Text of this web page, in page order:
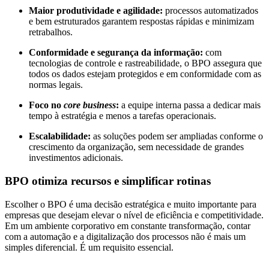
Maior produtividade e agilidade: processos automatizados
e bem estruturados garantem respostas rápidas e minimizam
retrabalhos.
Conformidade e segurança da informação: com
tecnologias de controle e rastreabilidade, o BPO assegura que
todos os dados estejam protegidos e em conformidade com as
normas legais.
Foco no core business: a equipe interna passa a dedicar mais
tempo à estratégia e menos a tarefas operacionais.
Escalabilidade: as soluções podem ser ampliadas conforme o
crescimento da organização, sem necessidade de grandes
investimentos adicionais.
BPO otimiza recursos e simplificar rotinas
Escolher o BPO é uma decisão estratégica e muito importante para
empresas que desejam elevar o nível de eficiência e competitividade.
Em um ambiente corporativo em constante transformação, contar
com a automação e a digitalização dos processos não é mais um
simples diferencial. É um requisito essencial.